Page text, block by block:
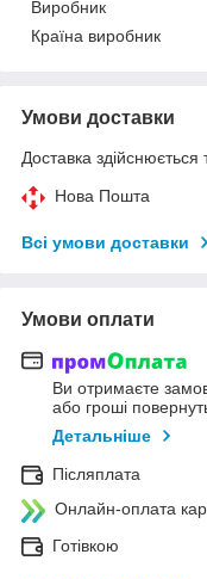
Виробник
Країна виробник
Умови доставки
Доставка здійснюється
Нова Пошта
Всі умови доставки
Умови оплати
Ви отримаєте
або гроші
Детальніше
Післяплата
Онлайн-оплата
Готівкою